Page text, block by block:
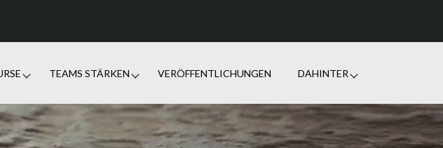
TEAMS STÄRKEN VERÖFFENTLICHUNGEN DAHINTER